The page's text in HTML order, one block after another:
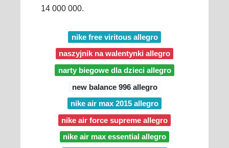
14 000 000.
nike free viritous allegro
naszyjnik na walentynki allegro
narty biegowe dla dzieci allegro
new balance 996 allegro
nike air max 2015 allegro
nike air force supreme allegro
nike air max essential allegro